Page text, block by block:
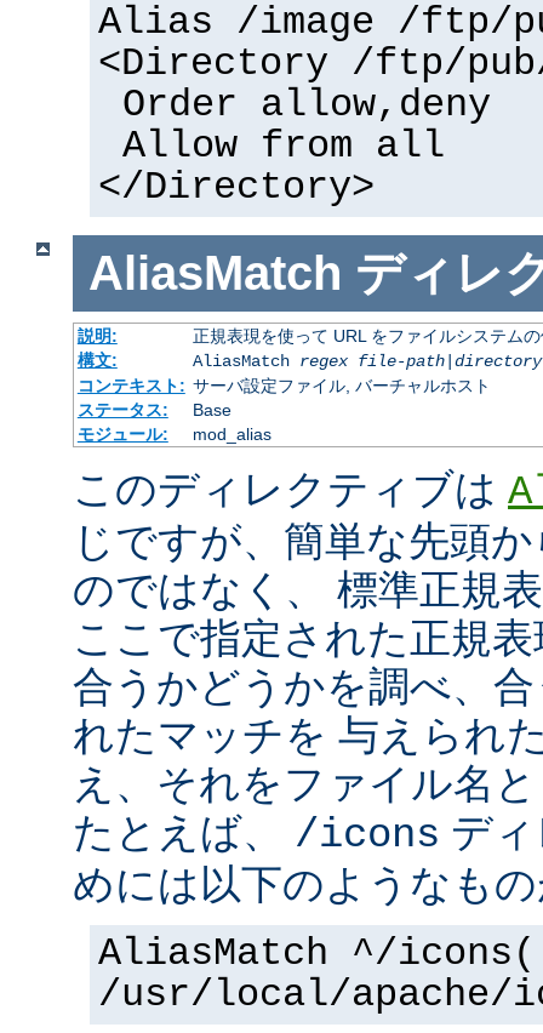
Alias /image /ftp/
<Directory /ftp/pub/
Order allow,deny
Allow from all
</Directory>
AliasMatch ディレ
説明:
正規表現を使って URL をファイルシステム
構文:
AliasMatch regex file-path|
コンテキスト: サーバ設定ファイル, バーチャルホスト
ステータス:
Base
モジュール:
mod_alias
このディレクティブは
じですが、簡単な先頭
のではなく、 標準正規
ここで指定された正規
合うかどうかを調べ、
れたマッチを 与えられ
え、それをファイル名
たとえば、 /icons デ
めには以下のようなも
AliasMatch ^/
/usr/local/apache/